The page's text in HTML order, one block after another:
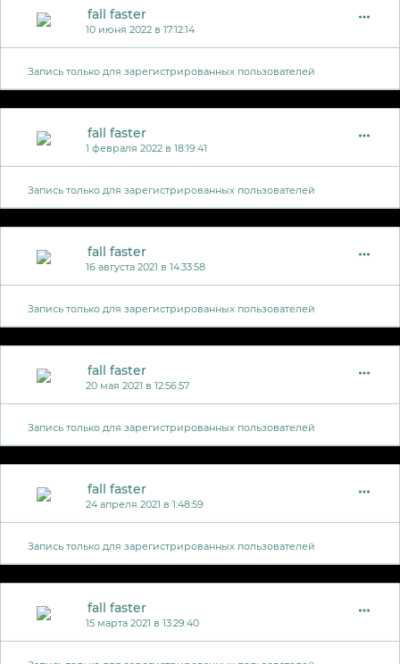
fall faster
10 июня 2022 в 17:12:14
Запись только для зарегистрированных пользователей
fall faster
1 февраля 2022 в 18:19:41
Запись только для зарегистрированных пользователей
fall faster
16 августа 2021 в 14:33:58
Запись только для зарегистрированных пользователей
fall faster
20 мая 2021 в 12:56:57
Запись только для зарегистрированных пользователей
fall faster
24 апреля 2021 в 1:48:59
Запись только для зарегистрированных пользователей
fall faster
15 марта 2021 в 13:29:40